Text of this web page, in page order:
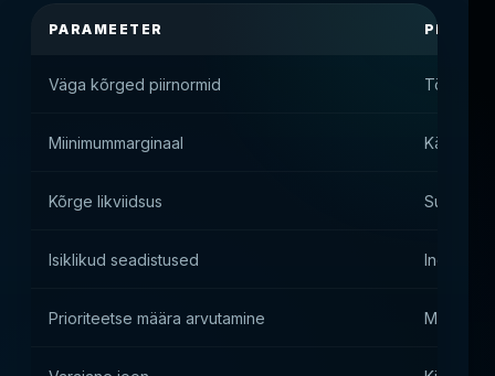
PARAMEETER
Väga kõrged piirnormid
Miinimummarginaal Käibe
Kõrge likviidsus Suured
Isiklikud seadistused
Prioriteetse määra arvutamine Mängija